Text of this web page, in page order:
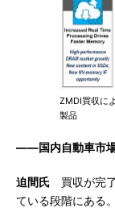
ZMDI買収に
製品
――国内自動車市場
迫間氏 買収が完
ている段階にある